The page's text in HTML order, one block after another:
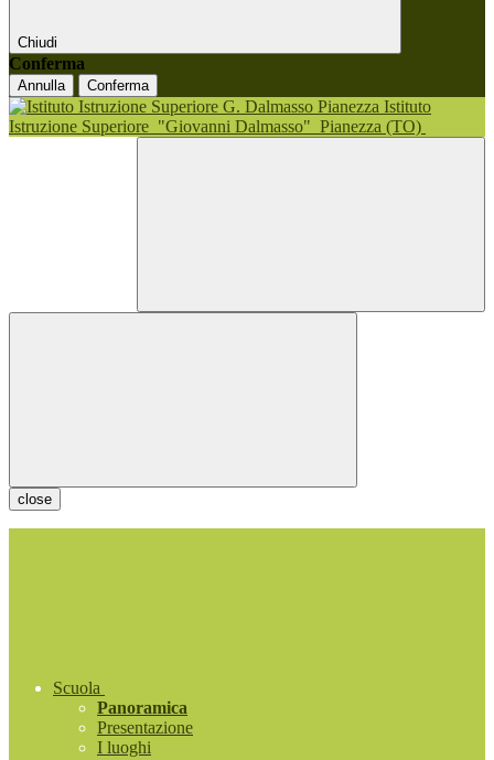
Chiudi
Conferma
Annulla Conferma
Istituto
Istruzione Superiore "Giovanni Dalmasso" Pianezza (TO)
close
Scuola
Panoramica
Presentazione
I luoghi